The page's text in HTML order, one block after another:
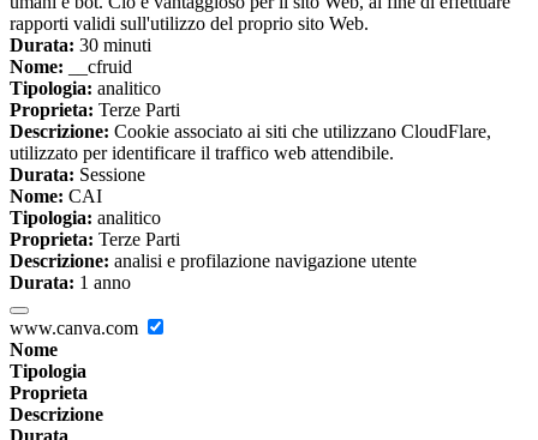
rapporti validi sull'utilizzo del proprio sito Web.
Durata: 30 minuti
Nome: __cfruid
Tipologia: analitico
Proprieta: Terze Parti
Descrizione: Cookie associato ai siti che utilizzano CloudFlare,
utilizzato per identificare il traffico web attendibile.
Durata: Sessione
Nome: CAI
Tipologia: analitico
Proprieta: Terze Parti
Descrizione: analisi e profilazione navigazione utente
Durata: 1 anno
www.canva.com
Nome
Tipologia
Proprieta
Descrizione